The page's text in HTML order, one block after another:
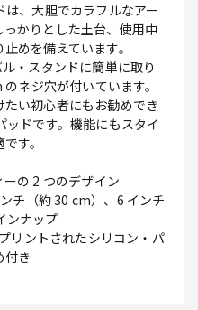
は、大胆でカラフルなアー
かりとした土台、使用中
めを備えています。
・スタンドに簡単に取り
ネジ穴が付いています。
い初心者にもお勧めでき
ッドです。機能にもスタイ
す。
の 2 つのデザイン
チ（約 30 cm）、6 インチ
ンナップ
リントされたシリコン・パ
付き